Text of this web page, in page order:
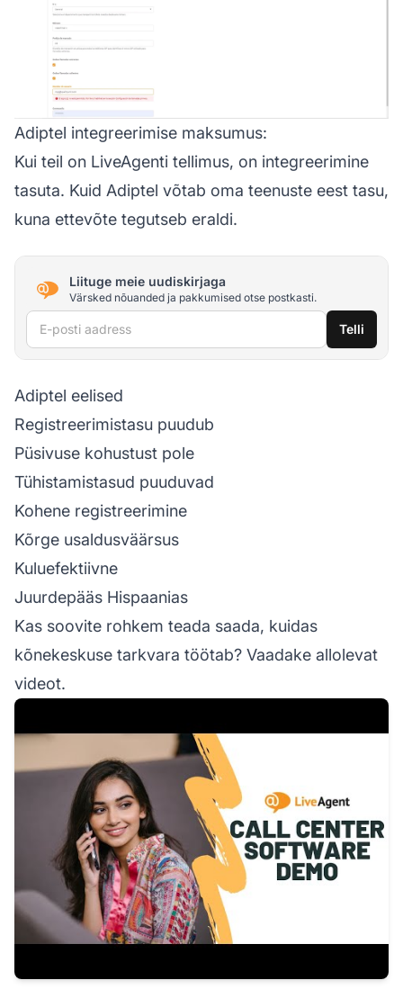
Adiptel integreerimise maksumus:
Kui teil on LiveAgenti tellimus, on integreerimine
tasuta. Kuid Adiptel võtab oma teenuste eest tasu,
kuna ettevõte tegutseb eraldi.
Liituge meie uudiskirjaga
Värsked nõuanded ja pakkumised otse postkasti.
E-posti aadress Telli
Adiptel eelised
Registreerimistasu puudub
Püsivuse kohustust pole
Tühistamistasud puuduvad
Kohene registreerimine
Kõrge usaldusväärsus
Kuluefektiivne
Juurdepääs Hispaanias
Kas soovite rohkem teada saada, kuidas
kõnekeskuse tarkvara töötab? Vaadake allolevat
videot.